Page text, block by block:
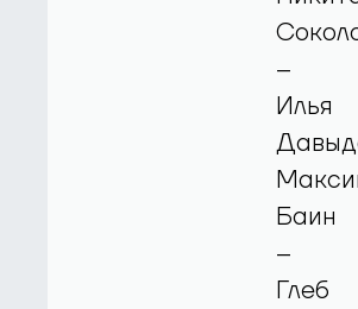
–
Илья
Баин
–
Глеб